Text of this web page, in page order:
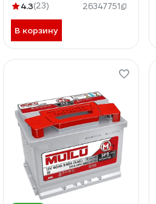
4.3(23) 26347751
В корзину